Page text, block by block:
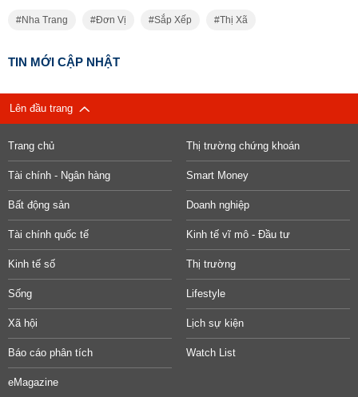
Nha Trang Đơn Vị Sắp Xếp Thị Xã
TIN MỚI CẬP NHẬT
Lên đầu trang
Trang chủ Thị trường chứng khoán
Tài chính - Ngân hàng Smart Money
Bất động sản Doanh nghiệp
Tài chính quốc tế Kinh tế vĩ mô - Đầu tư
Kinh tế số Thị trường
Sống Lifestyle
Xã hội Lịch sự kiện
Báo cáo phân tích Watch List
eMagazine